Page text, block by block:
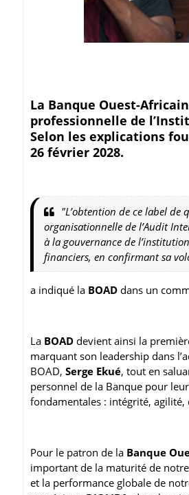
La Banque Ouest-
professionnelle de
Selon les explications
26 février 2028.
"L’obtention de ce label
organisationnelle de l’Audit
à la gouvernance de
financiers, en confirmant sa
a indiqué la BOAD dans un
La BOAD devient ainsi la
marquant son leadership dans
BOAD, Serge Ekué, tout en
personnel de la Banque pour
fondamentales : intégrité,
Pour le patron de la Banque
important de la maturité de
et la performance globale de